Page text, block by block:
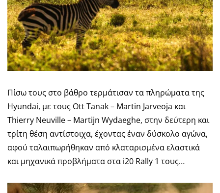
Πίσω τους στο βάθρο τερμάτισαν τα πληρώματα της
Hyundai, με τους Ott Tanak – Martin Jarveoja και
Thierry Neuville – Martijn Wydaeghe, στην δεύτερη και
τρίτη θέση αντίστοιχα, έχοντας έναν δύσκολο αγώνα,
αφού ταλαιπωρήθηκαν από κλαταρισμένα ελαστικά
και μηχανικά προβλήματα στα i20 Rally 1 τους…